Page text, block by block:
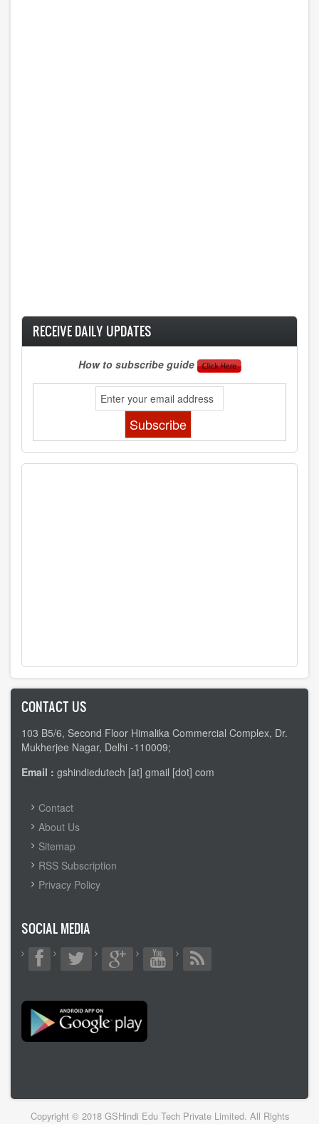
RECEIVE DAILY UPDATES
How to subscribe guide
CONTACT US
103 B5/6, Second Floor Himalika Commercial Complex, Dr.
Mukherjee Nagar, Delhi -110009;
Email : gshindiedutech [at] gmail [dot] com
FOOTER
MENU
Contact
About Us
Sitemap
RSS Subscription
Privacy Policy
SOCIAL MEDIA
Copyright © 2018 GSHindi Edu Tech Private Limited. All Rights